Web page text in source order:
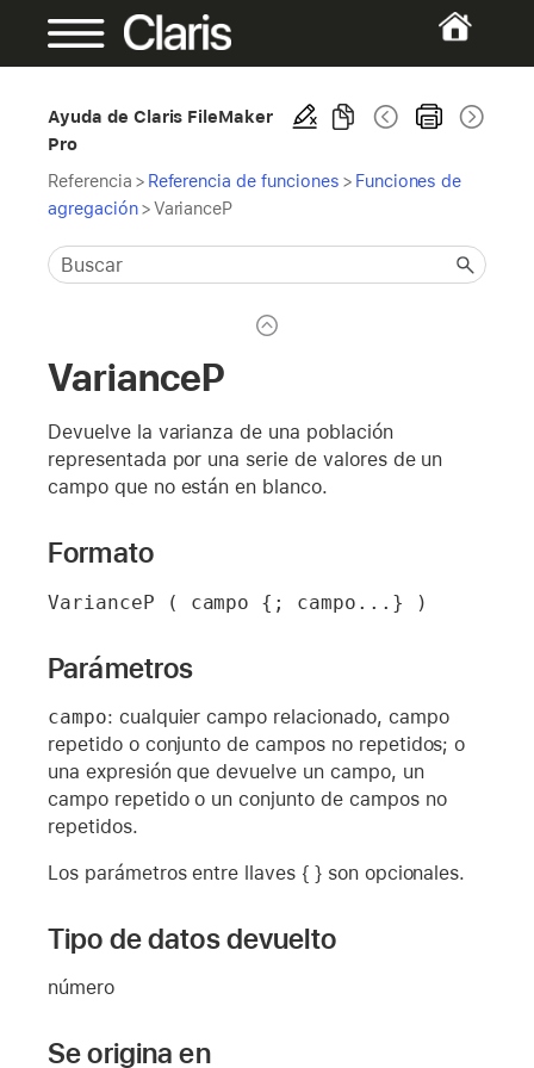
Ayuda de Claris FileMaker
Pro
Referencia > Referencia de funciones > Funciones de
agregación>VarianceP
VarianceP
Devuelve la varianza de una población
representada por una serie de valores de un
campo que no están en blanco.
Formato
VarianceP ( campo {; campo...} )
Parámetros
campo: cualquier campo relacionado, campo
repetido o conjunto de campos no repetidos; o
una expresión que devuelve un campo, un
campo repetido o un conjunto de campos no
repetidos.
Los parámetros entre llaves { } son opcionales.
Tipo de datos devuelto
número
Se origina en